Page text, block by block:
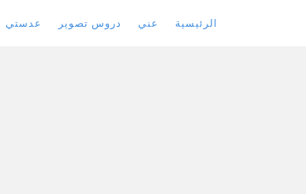
الرئيسية عني دروس تصوير عدستي